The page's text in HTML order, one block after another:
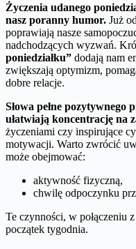
Życzenia udanego
nasz poranny humor. Już
poprawiają nasze
nadchodzących wyzwań.
poniedziałku” dodają nam
zwiększają optymizm,
dobre relacje.
Słowa pełne pozytywnego
ułatwiają koncentrację na
życzeniami czy inspirujące
motywacji. Warto zwrócić
może obejmować:
aktywność fizyczną,
chwilę odpoczynku
Te czynności, w połączeniu
początek tygodnia.